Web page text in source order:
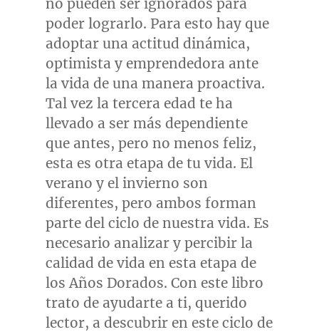
no pueden ser ignorados para
poder lograrlo. Para esto hay que
adoptar una actitud dinámica,
optimista y emprendedora ante
la vida de una manera proactiva.
Tal vez la tercera edad te ha
llevado a ser más dependiente
que antes, pero no menos feliz,
esta es otra etapa de tu vida. El
verano y el invierno son
diferentes, pero ambos forman
parte del ciclo de nuestra vida. Es
necesario analizar y percibir la
calidad de vida en esta etapa de
los Años Dorados. Con este libro
trato de ayudarte a ti, querido
lector, a descubrir en este ciclo de